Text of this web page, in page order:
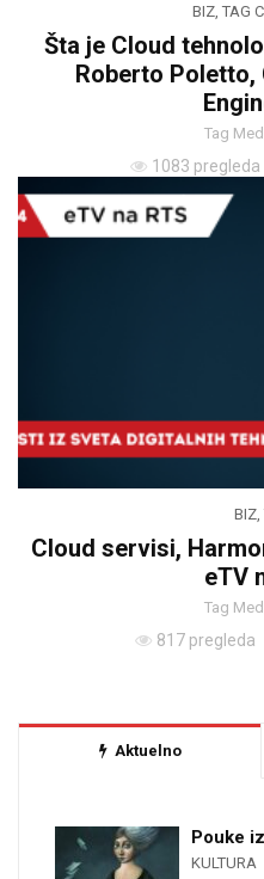
BIZ, TAG
Šta je Cloud
Roberto Poletto,
Tag
1083 pregleda
BIZ
Cloud servisi,
eTV
Tag
817 pregleda
Aktuelno
Pouke
KULTURA